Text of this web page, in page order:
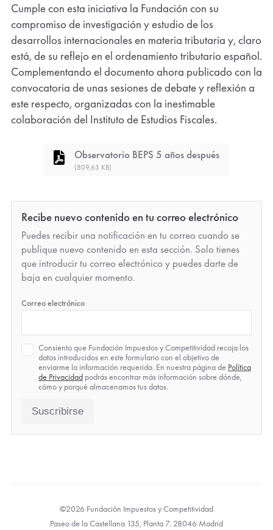
Cumple con esta iniciativa la Fundación con su
compromiso de investigación y estudio de los
desarrollos internacionales en materia tributaria y, claro
está, de su reflejo en el ordenamiento tributario español.
Complementando el documento ahora publicado con la
convocatoria de unas sesiones de debate y reflexión a
este respecto, organizadas con la inestimable
colaboración del Instituto de Estudios Fiscales.
Observatorio BEPS 5 años después
(809,63 KB)
Recibe nuevo contenido en tu correo electrónico
Puedes recibir una notificación en tu correo cuando se
publique nuevo contenido en esta sección. Solo tienes
que introducir tu correo electrónico y puedes darte de
baja en cualquier momento.
Correo electrónico
Política
de
Privacidad
Consiento que Fundación Impuestos y Competitividad recoja los
datos introducidos en este formulario con el objetivo de
enviarme la información requerida. En nuestra página de Política
de Privacidadpodrás encontrar más información sobre dónde,
cómo y porqué almacenamos tus datos.
Suscribirse
©2026 Fundación Impuestos y Competitividad
Paseo de la Castellana 135, Planta 7. 28046 Madrid